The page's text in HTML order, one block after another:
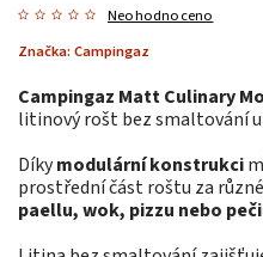
Neohodnoceno
Značka: Campingaz
Campingaz Matt Culinary
litinový rošt bez smaltování
Díkymodulární konstrukci
prostřední část roštu za
paellu, wok, pizzu nebo